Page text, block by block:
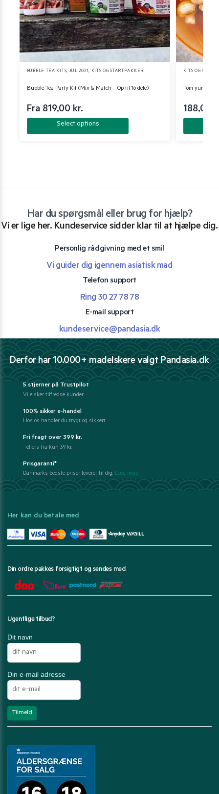
BUBBLE TEA KITS, JUL 2021, KITS OG STARTPAKKER
Bubble Tea Party Kit (Mix & Match – Op til 16 dele)
Fra 819,00 kr.
Select options
KITS OG
Tom yum
188,00
Har du spørgsmål eller brug for hjælp?
Vi er lige her. Kundeservice sidder klar til at hjælpe dig.
Personlig rådgivning med et smil
Vi guider dig igennem asiatisk mad
Telefon support
Ring 30 27 78 78
E-mail support
kundeservice@pandasia.dk
Derfor har 10.000+ madelskere valgt Pandasia.dk
5 stjerner på Trustpilot
Vi elsker tilfredse kunder
100% sikker e-handel
Hos os handler du trygt og sikkert
Fri fragt over 399 kr.
- ellers fra kun 39 kr.
Prisgaranti*
Danmarks bedste priser leveret til dig. Læs mere
Her kan du betale med
Din ordre pakkes forsigtigt og sendes med
Ugentlige tilbud?
Dit navn
Din e-mail adresse